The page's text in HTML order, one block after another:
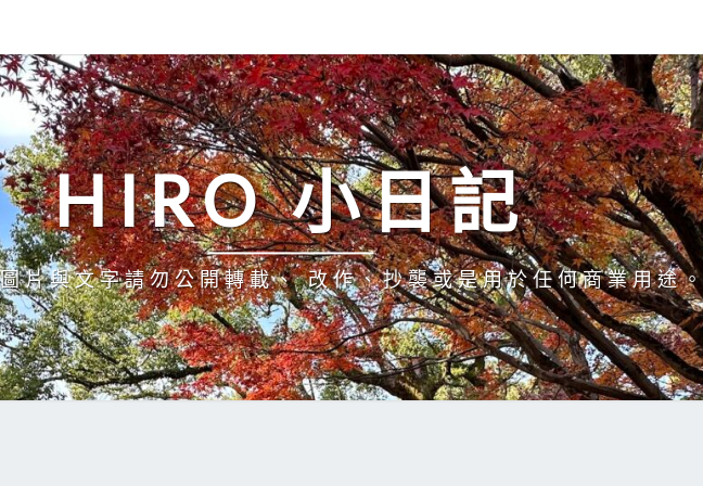
HIRO 小日記
片與文字請勿公開轉載、 改作、抄襲或是用於任何商業用途。